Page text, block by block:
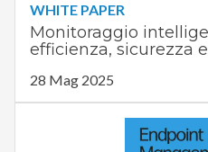
WHITE PAPER
Monitoraggio
efficienza, sicurezza
28 Mag 2025